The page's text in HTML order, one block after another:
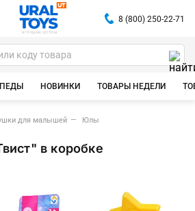
ИГРУШКИ ОПТОМ
8 (800) 250-22-71
НОВИНКИ ТОВАРЫ НЕДЕЛИ
для малышей Юлы
в коробке